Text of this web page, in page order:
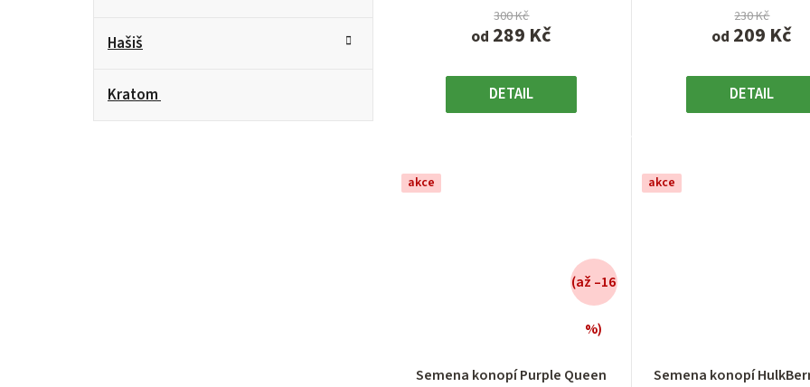
Hašiš
Kratom
od 289 Kč
300 Kč
DETAIL
od 209 Kč
230 Kč
DETAIL
akce
Semena konopí Purple Queen
(až –16
%)
produktu
akce
Semena konopíproduktu